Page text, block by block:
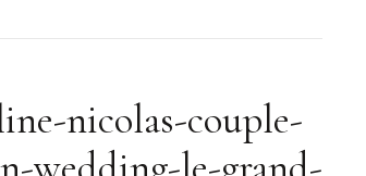
nicolas-couple-
Services